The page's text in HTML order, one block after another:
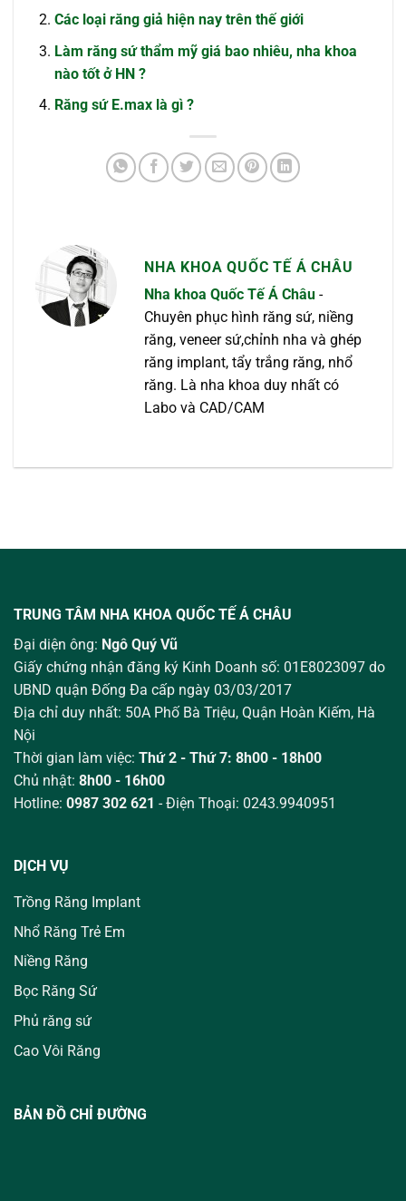
Các loại răng giả hiện nay trên thế giới
Làm răng sứ thẩm mỹ giá bao nhiêu, nha khoa
nào tốt ở HN ?
Răng sứ E.max là gì ?
NHA KHOA QUỐC TẾ Á CHÂU
Nha khoa Quốc Tế Á Châu -
Chuyên phục hình răng sứ, niềng
răng, veneer sứ,chỉnh nha và ghép
răng implant, tẩy trắng răng, nhổ
răng. Là nha khoa duy nhất có
Labo và CAD/CAM
TRUNG TÂM NHA KHOA QUỐC TẾ Á CHÂU
Đại diện ông: Ngô Quý Vũ
Giấy chứng nhận đăng ký Kinh Doanh số: 01E8023097 do
UBND quận Đống Đa cấp ngày 03/03/2017
Địa chỉ duy nhất: 50A Phố Bà Triệu, Quận Hoàn Kiếm, Hà
Nội
Thời gian làm việc: Thứ 2 - Thứ 7: 8h00 - 18h00
Chủ nhật: 8h00 - 16h00
Hotline: 0987 302 621 - Điện Thoại: 0243.9940951
DỊCH VỤ
Trồng Răng Implant
Nhổ Răng Trẻ Em
Niềng Răng
Bọc Răng Sứ
Phủ răng sứ
Cao Vôi Răng
BẢN ĐỒ CHỈ ĐƯỜNG